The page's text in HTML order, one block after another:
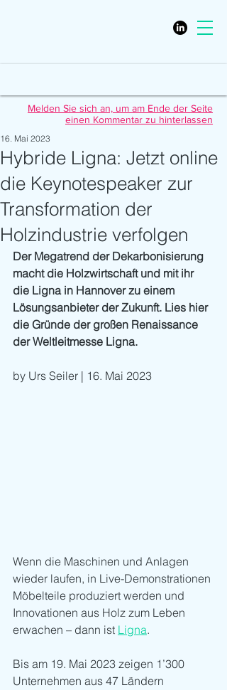
Melden Sie sich an, um am Ende der Seite
einen Kommentar zu hinterlassen
Hybride Ligna: Jetzt online
die Keynotespeaker zur
Transformation der
Holzindustrie verfolgen
16. Mai 2023
Der Megatrend der Dekarbonisierung
macht die Holzwirtschaft und mit ihr
die Ligna in Hannover zu einem
Lösungsanbieter der Zukunft. Lies hier
die Gründe der großen Renaissance
der Weltleitmesse Ligna.
by Urs Seiler | 16. Mai 2023
Wenn die Maschinen und Anlagen
wieder laufen, in Live-Demonstrationen
Möbelteile produziert werden und
Innovationen aus Holz zum Leben
erwachen – dann ist Ligna.
Bis am 19. Mai 2023 zeigen 1’300
Unternehmen aus 47 Ländern